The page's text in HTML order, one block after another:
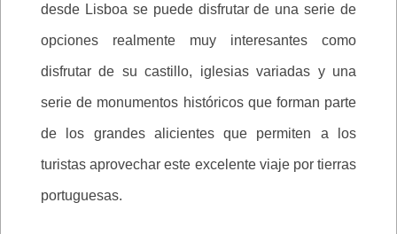
desde Lisboa se puede disfrutar de una serie de
opciones realmente muy interesantes como
disfrutar de su castillo, iglesias variadas y una
serie de monumentos históricos que forman parte
de los grandes alicientes que permiten a los
turistas aprovechar este excelente viaje por tierras
portuguesas.